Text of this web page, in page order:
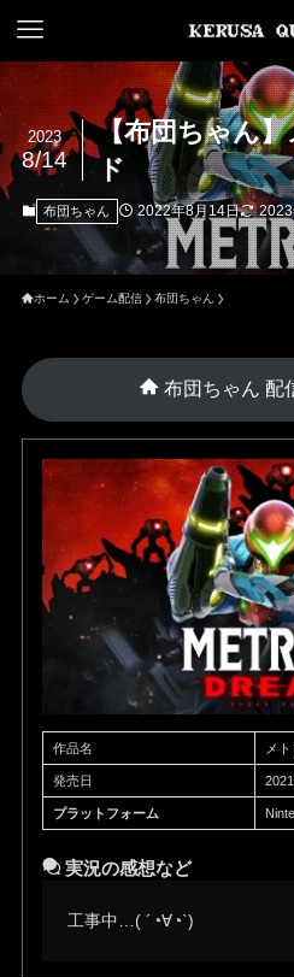
【布団ちゃん
ド
2023
8/14
布団ちゃん 2022年8月14日
ホーム ゲーム配信 布団ちゃん
布団ちゃん 配
作品名 メ
発売日
プラットフォーム
実況の感想など
工事中…( ´◔∀◔`)ゞ